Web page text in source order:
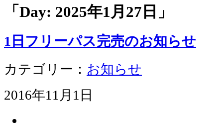
「Day: 2025年1月27日 」
1日フリーパス完売のお知らせ
カテゴリー： お知らせ
2016年11月1日